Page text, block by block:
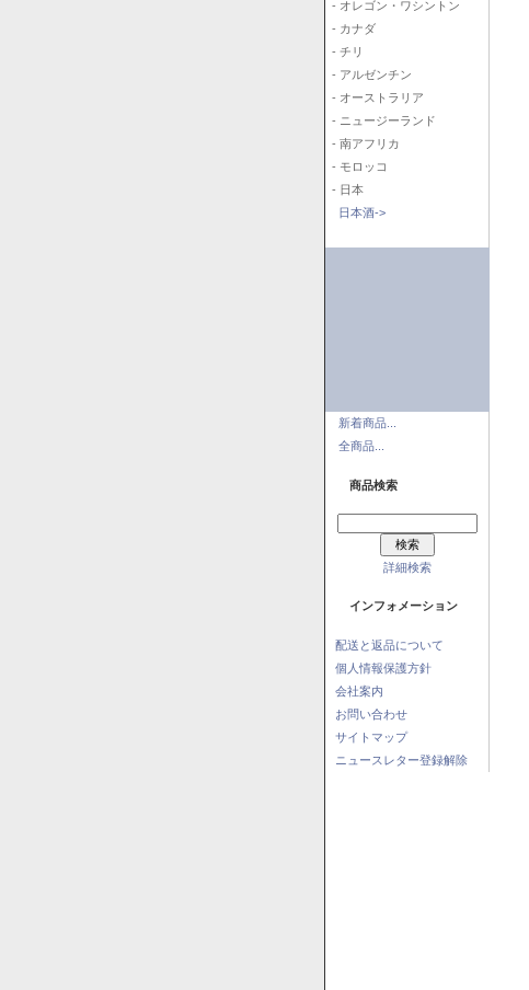
- オレゴン・ワシントン
- カナダ
- チリ
- アルゼンチン
- オーストラリア
- ニュージーランド
- 南アフリカ
- モロッコ
- 日本
日本酒->
新着商品...
全商品...
商品検索
詳細検索
インフォメーション
配送と返品について
個人情報保護方針
会社案内
お問い合わせ
サイトマップ
ニュースレター登録解除